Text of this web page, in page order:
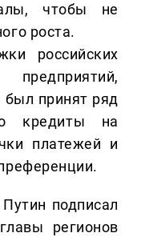
чтобы не
роста.
российских
был принят ряд
кредиты на
платежей и
подписал
регионов